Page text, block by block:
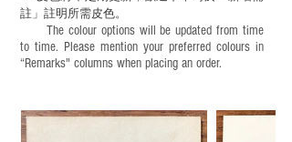
註」註明 所需皮色。
The colour options will be updated from time
to time. Please mention your preferred colours in
“Remarks" columns when placing an order.